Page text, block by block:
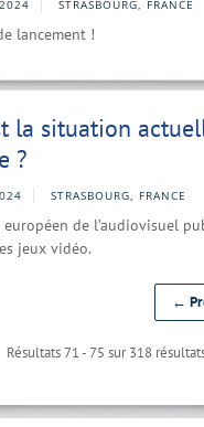
STRASBOURG, FRANCE
lancement !
la situation
?
STRASBOURG, FRANCE
européen de l’audiovisuel
jeux vidéo.
Résultats 71 - 75 sur 318
←